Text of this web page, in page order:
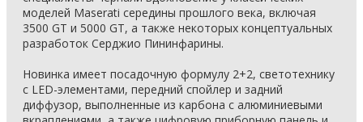
моделей Maserati середины прошлого века, включая
3500 GT и 5000 GT, а также некоторых концептуальных
разработок Серджио Пининфарины.
Новинка имеет посадочную формулу 2+2, светотехнику
с LED-элементами, передний спойлер и задний
диффузор, выполненные из карбона с алюминиевыми